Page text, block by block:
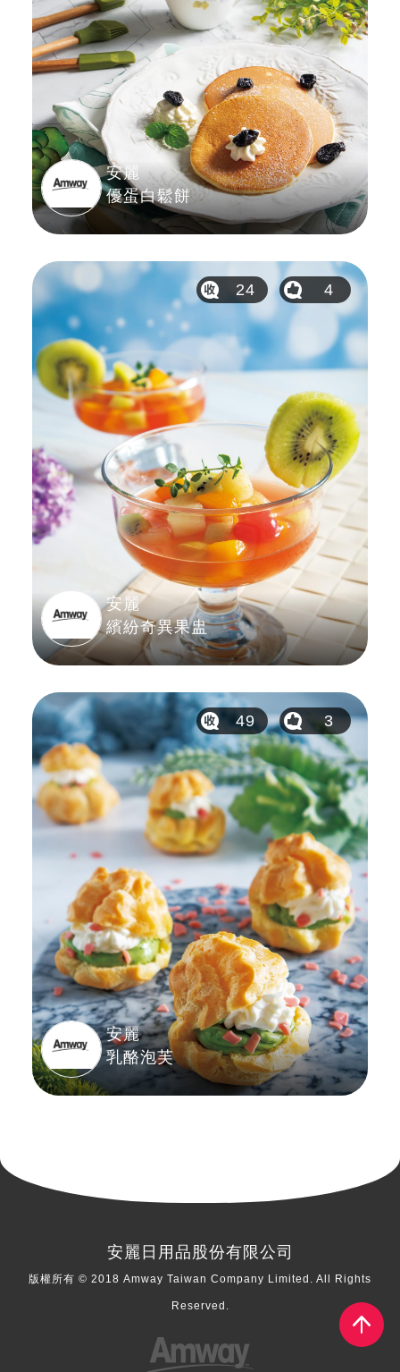
安麗
優蛋白鬆餅
安麗
繽紛奇異果盅
24 4
安麗
乳酪泡芙
49 3
安麗日用品股份有限公司
版權所有 © 2018 Amway Taiwan Company Limited. All Rights
Reserved.